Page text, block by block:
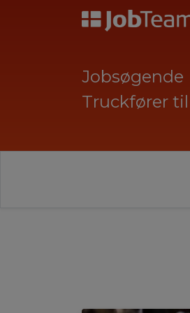
Jobsøgende
Truckfører